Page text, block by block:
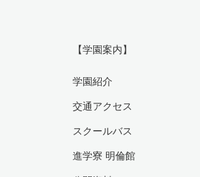
【学園案内】
学園紹介
交通アクセス
スクールバス
進学寮 明倫館